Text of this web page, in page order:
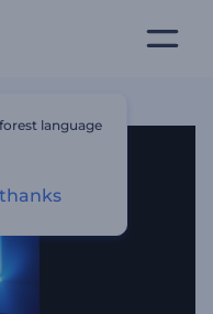
language